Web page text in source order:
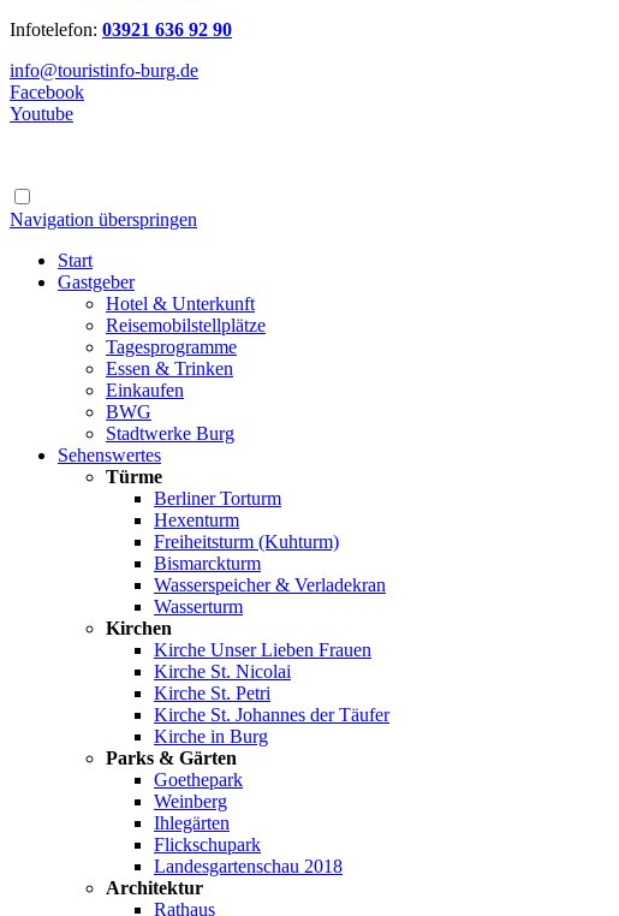
Infotelefon: 03921 636 92 90
info@touristinfo-burg.de
Facebook
Youtube
Navigation überspringen
Start
Gastgeber
Hotel & Unterkunft
Reisemobilstellplätze
Tagesprogramme
Essen & Trinken
Einkaufen
BWG
Stadtwerke Burg
Sehenswertes
Türme
Berliner Torturm
Hexenturm
Freiheitsturm (Kuhturm)
Bismarckturm
Wasserspeicher & Verladekran
Wasserturm
Kirchen
Kirche Unser Lieben Frauen
Kirche St. Nicolai
Kirche St. Petri
Kirche St. Johannes der Täufer
Kirche in Burg
Parks & Gärten
Goethepark
Weinberg
Ihlegärten
Flickschupark
Landesgartenschau 2018
Architektur
Rathaus